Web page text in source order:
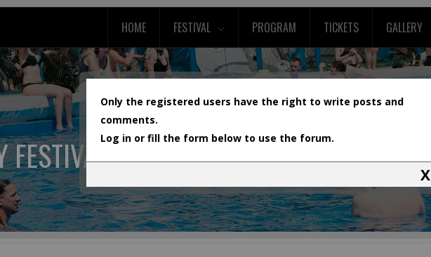
HOME FESTIVAL PROGRAM TICKETS GALLERY
FESTIVAL
Only the registered users have the right to write posts and
comments.
Log in or fill the form below to use the forum.
X